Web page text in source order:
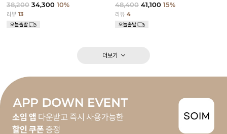
38,200 34,300 10%
리뷰 13
48,400 41,100 15%
리뷰 4
더보기